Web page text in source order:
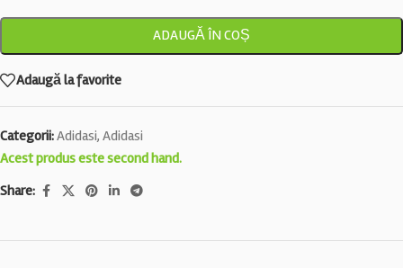
ADAUGĂ ÎN COȘ
Adaugă la favorite
Categorii:Adidasi, Adidasi
Acest produs este second hand.
Share: